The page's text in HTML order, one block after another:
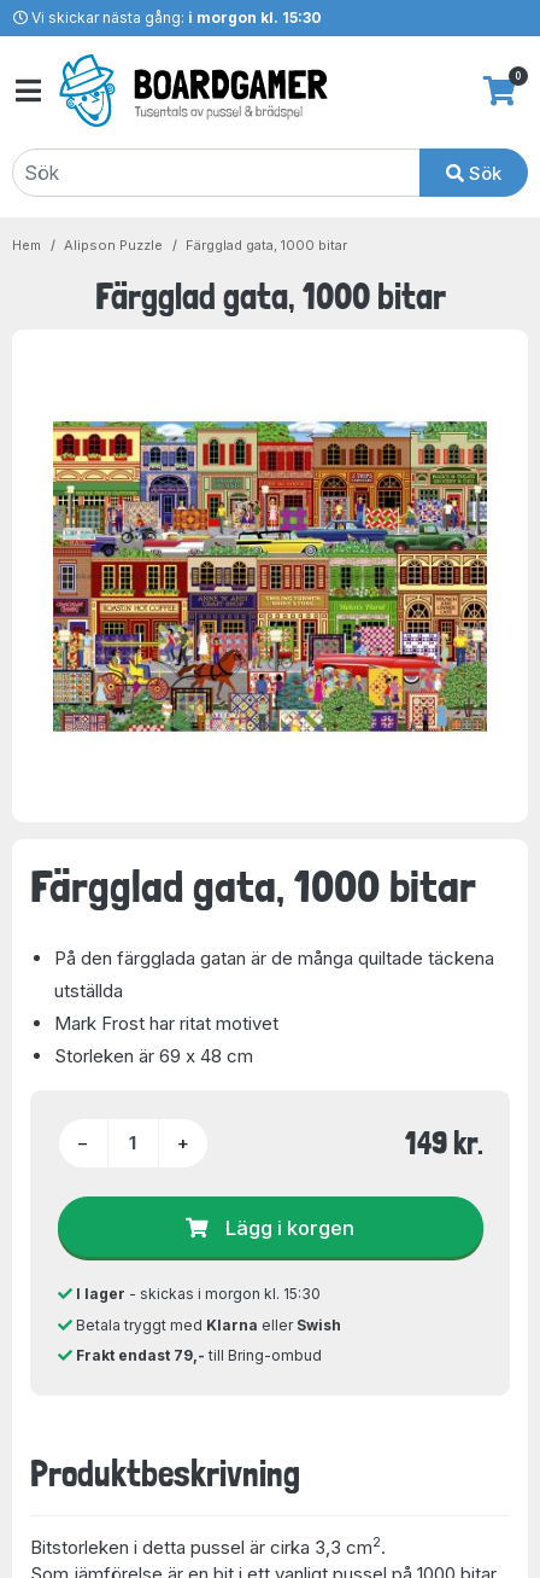
Vi skickar nästa gång: i morgon kl. 15:30
Sök
0
Hem Alipson Puzzle Färgglad gata, 1000 bitar
Färgglad gata, 1000 bitar
Färgglad gata, 1000 bitar
På den färgglada gatan är de många quiltade täckena
utställda
Mark Frost har ritat motivet
Storleken är 69 x 48 cm
− + 149 kr.
Lägg i korgen
I lager - skickas i morgon kl. 15:30
Betala tryggt med Klarna eller Swish
Frakt endast 79,- till Bring-ombud
Produktbeskrivning
Bitstorleken i detta pussel är cirka 3,3 cm2.
Som jämförelse är en bit i ett vanligt pussel på 1000 bitar